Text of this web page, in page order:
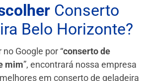
Conserto
Belo Horizonte?
Google por “conserto de
mim”, encontrará nossa empresa
em conserto de geladeira